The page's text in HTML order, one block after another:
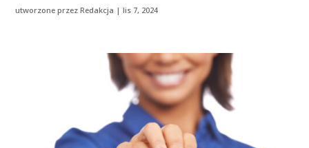
utworzone przezRedakcja |lis 7, 2024